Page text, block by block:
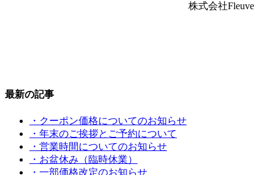
株式会社Fleuve
最新の記事
・クーポン価格についてのお知らせ
・年末のご挨拶とご予約について
・営業時間についてのお知らせ
・お盆休み（臨時休業）
・一部価格改定のお知らせ